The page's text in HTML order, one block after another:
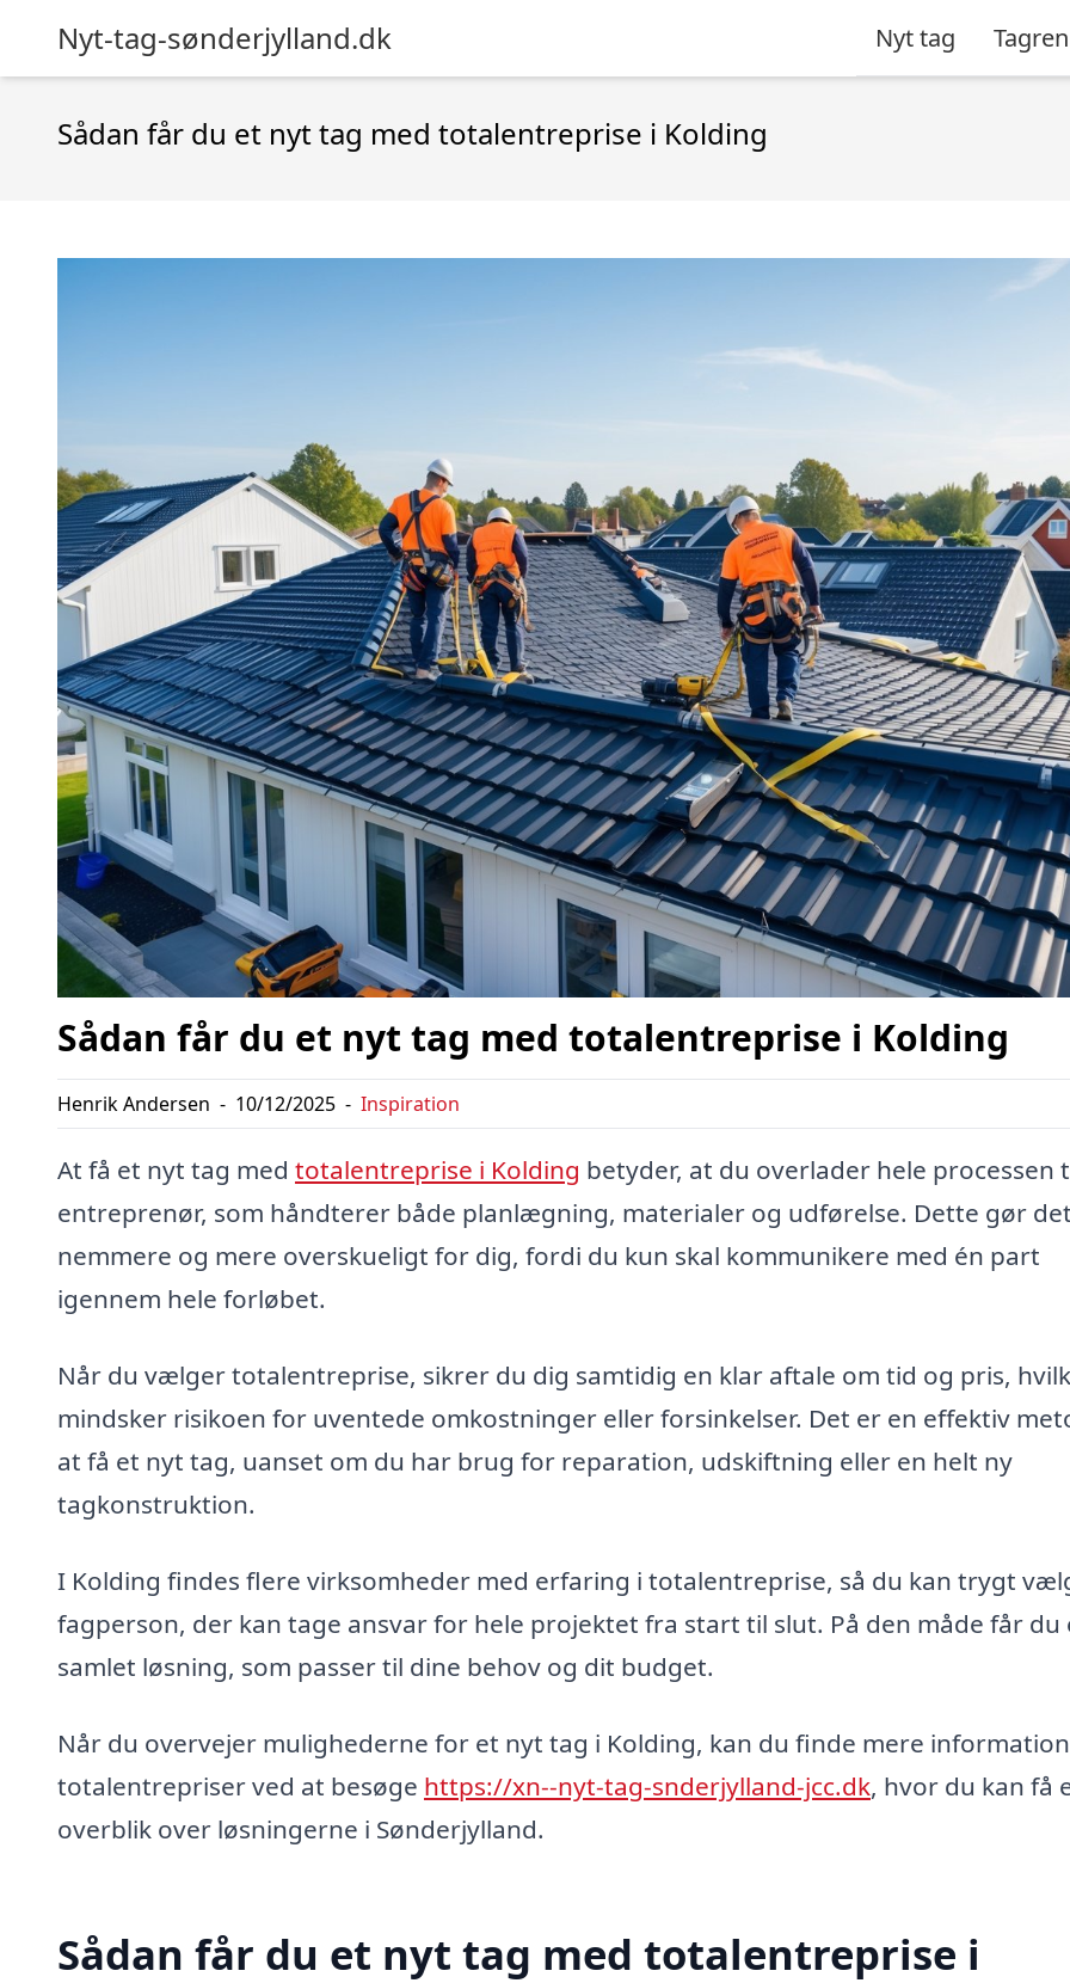
Nyt-tag-sønderjylland.dk Nyt tag
Sådan får du et nyt tag med totalentreprise i Kolding
Sådan får du et nyt tag med totalentreprise i Kolding
Henrik Andersen - 10/12/2025 - Inspiration
At få et nyt tag med totalentreprise i Kolding betyder, at du overlader hele processen
entreprenør, som håndterer både planlægning, materialer og udførelse. Dette gør
nemmere og mere overskueligt for dig, fordi du kun skal kommunikere med én part
igennem hele forløbet.
Når du vælger totalentreprise, sikrer du dig samtidig en klar aftale om tid og pris,
mindsker risikoen for uventede omkostninger eller forsinkelser. Det er en effektiv
at få et nyt tag, uanset om du har brug for reparation, udskiftning eller en helt ny
tagkonstruktion.
I Kolding findes flere virksomheder med erfaring i totalentreprise, så du kan trygt
fagperson, der kan tage ansvar for hele projektet fra start til slut. På den måde får du
samlet løsning, som passer til dine behov og dit budget.
Når du overvejer mulighederne for et nyt tag i Kolding, kan du finde mere
totalentrepriser ved at besøge https://xn--nyt-tag-snderjylland-jcc.dk, hvor du kan få
overblik over løsningerne i Sønderjylland.
Sådan får du et nyt tag med totalentreprise i